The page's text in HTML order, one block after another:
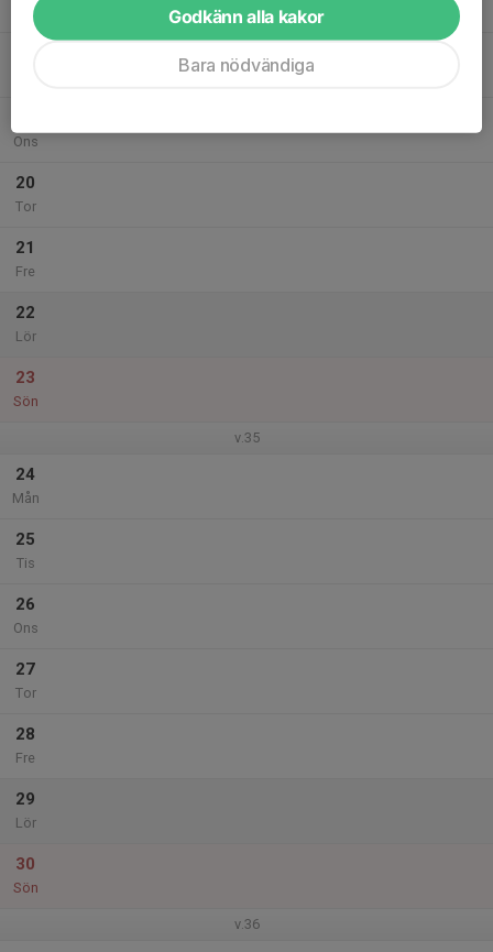
Mån
Ons
20
Tor
21
Fre
22
Lör
23
Sön
v.35
24
Mån
25
Tis
26
Ons
27
Tor
28
Fre
29
Lör
30
Sön
v.36
Godkänn alla kakor
Bara nödvändiga